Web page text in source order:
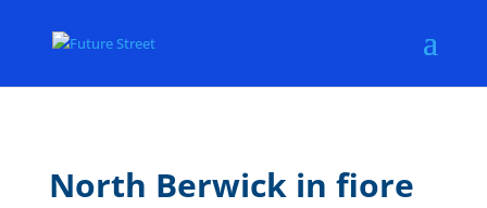
North Berwick in fiore